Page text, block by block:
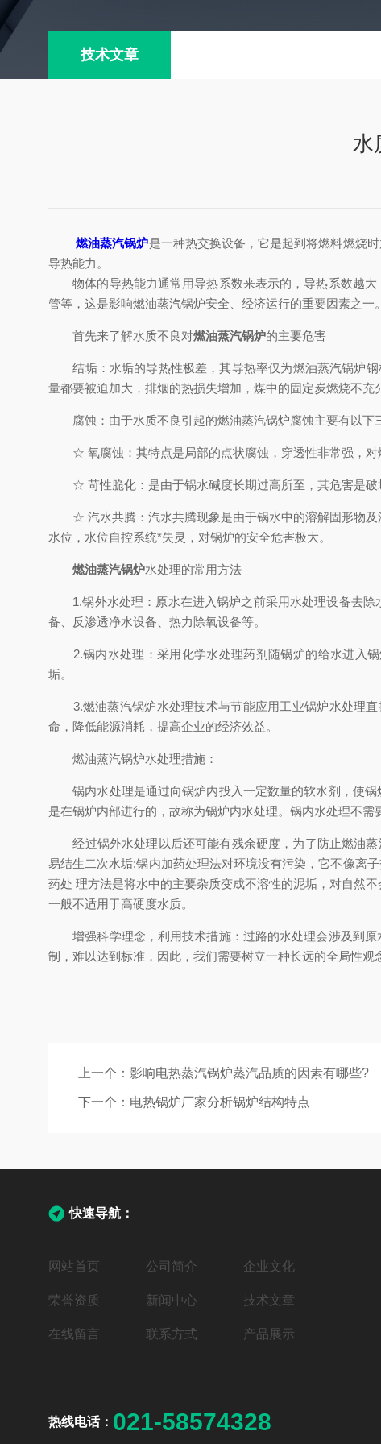
技术文章
水
燃油蒸汽锅炉是一种热交换设备，它是起到将燃料燃烧
导热能力。
物体的导热能力通常用导热系数来表示的，导热系数越大
管等，这是影响燃油蒸汽锅炉安全、经济运行的重要因素之
首先来了解水质不良对燃油蒸汽锅炉的主要危害
结垢：水垢的导热性极差，其导热率仅为燃油蒸汽锅炉钢
量都要被迫加大，排烟的热损失增加，煤中的固定炭燃烧不充
腐蚀：由于水质不良引起的燃油蒸汽锅炉腐蚀主要有以下
☆ 氧腐蚀：其特点是局部的点状腐蚀，穿透性非常强，对
☆ 苛性脆化：是由于锅水碱度长期过高所至，其危害是破
☆ 汽水共腾：汽水共腾现象是由于锅水中的溶解固形物及
水位，水位自控系统*失灵，对锅炉的安全危害极大。
燃油蒸汽锅炉水处理的常用方法
1.锅外水处理：原水在进入锅炉之前采用水处理设备去除
备、反渗透净水设备、热力除氧设备等。
2.锅内水处理：采用化学水处理药剂随锅炉的给水进入锅
垢。
3.燃油蒸汽锅炉水处理技术与节能应用工业锅炉水处理直
命，降低能源消耗，提高企业的经济效益。
燃油蒸汽锅炉水处理措施：
锅内水处理是通过向锅炉内投入一定数量的软水剂，使锅
是在锅炉内部进行的，故称为锅炉内水处理。锅内水处理不
经过锅外水处理以后还可能有残余硬度，为了防止燃油蒸
易结生二次水垢;锅内加药处理法对环境没有污染，它不像离
药处 理方法是将水中的主要杂质变成不溶性的泥垢，对自然
一般不适用于高硬度水质。
增强科学理念，利用技术措施：过路的水处理会涉及到原
制，难以达到标准，因此，我们需要树立一种长远的全局性观
上一个： 影响电热蒸汽锅炉蒸汽品质的因素有哪些?
下一个： 电热锅炉厂家分析锅炉结构特点
快速导航：
网站首页 公司简介 企业文化
荣誉资质 新闻中心 技术文章
在线留言 联系方式 产品展示
热线电话： 021-58574328